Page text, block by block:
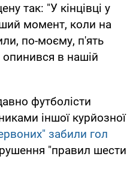
так: "У кінцівці у
момент, коли на
по-моєму, п'ять
опинився в нашій
футболісти
іншої курйозної
забили гол
"правил шести